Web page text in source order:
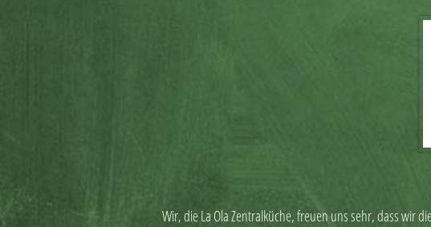
Wir, die La Ola Zentralküche, freuen uns sehr, dass wir